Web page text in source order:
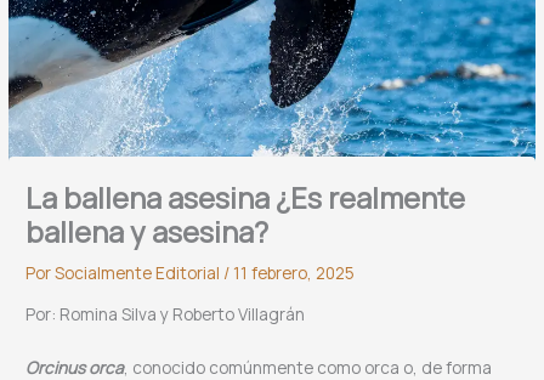
La ballena asesina ¿Es realmente
ballena y asesina?
PorSocialmente Editorial / 11 febrero, 2025
Por: Romina Silva y Roberto Villagrán
Orcinus orca, conocido comúnmente como orca o, de forma